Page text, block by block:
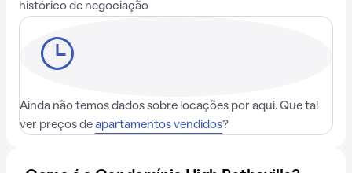
histórico de negociação
Ainda não temos dados sobre locações por aqui. Que tal
ver preços de apartamentos vendidos?